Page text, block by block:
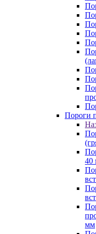
Пороги
40
мм